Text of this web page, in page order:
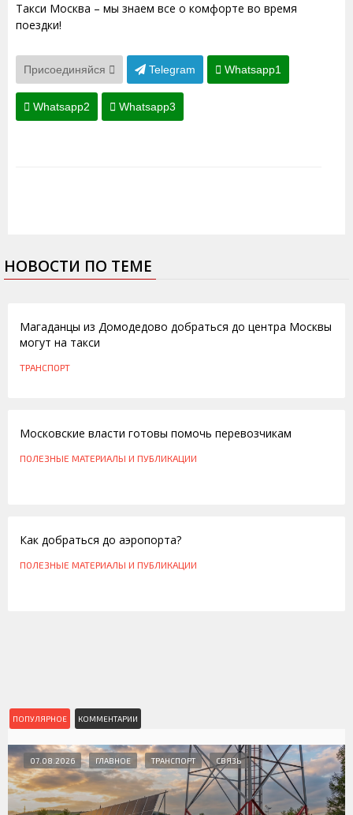
Такси Москва – мы знаем все о комфорте во время
поездки!
Присоединяйся Telegram Whatsapp1
Whatsapp2 Whatsapp3
НОВОСТИ ПО ТЕМЕ
Магаданцы из Домодедово добраться до центра Москвы
могут на такси
ТРАНСПОРТ
Московские власти готовы помочь перевозчикам
ПОЛЕЗНЫЕ МАТЕРИАЛЫ И ПУБЛИКАЦИИ
Как добраться до аэропорта?
ПОЛЕЗНЫЕ МАТЕРИАЛЫ И ПУБЛИКАЦИИ
ПОПУЛЯРНОЕ КОММЕНТАРИИ
07.08.2026 ГЛАВНОЕ ТРАНСПОРТ СВЯЗЬ